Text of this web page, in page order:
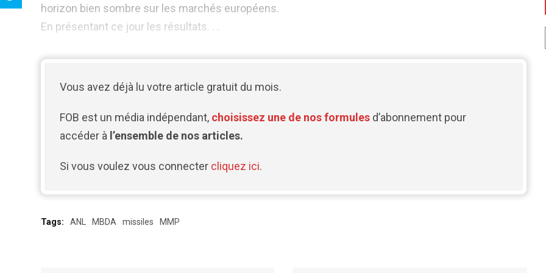
horizon bien sombre sur les marchés européens.
En présentant ce jour les résultats. . .
Vous avez déjà lu votre article gratuit du mois.
FOB est un média indépendant, choisissez une de nos formulesd’abonnement pour
accéder à l’ensemble de nos articles.
Si vous voulez vous connecter cliquez ici.
Tags: ANL MBDA missiles MMP